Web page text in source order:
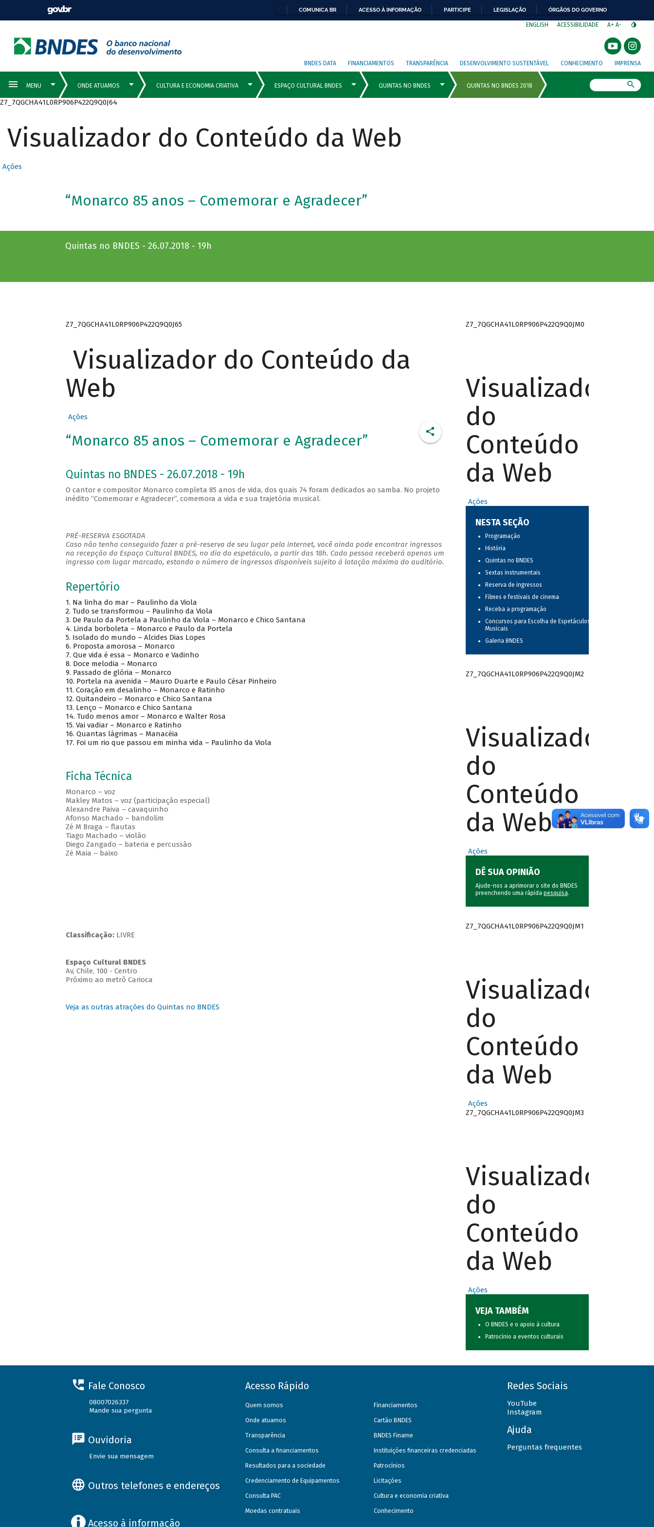
COMUNICA BR ACESSO À INFORMAÇÃO PARTICIPE LEGISLAÇÃO ÓRGÃOS DO GOVERNO
ENGLISH ACESSIBILIDADE A+ A-
BNDES DATA FINANCIAMENTOS TRANSPARÊNCIA DESENVOLVIMENTO SUSTENTÁVEL CONHECIMENTO IMPRENSA
Z7_7QGCHA41L0RP906P422Q9Q0J64
Visualizador do Conteúdo da Web
Ações
“Monarco 85 anos – Comemorar e Agradecer”
Quintas no BNDES - 26.07.2018 - 19h
Z7_7QGCHA41L0RP906P422Q9Q0J65
Visualizador do Conteúdo da
Web
Ações
“Monarco 85 anos – Comemorar e Agradecer”
Quintas no BNDES - 26.07.2018 - 19h
O cantor e compositor Monarco completa 85 anos de vida, dos quais 74 foram dedicados ao samba. No projeto
inédito “Comemorar e Agradecer”, comemora a vida e sua trajetória musical.
PRÉ-RESERVA ESGOTADA
Caso não tenha conseguido fazer a pré-reserva de seu lugar pela internet, você ainda pode encontrar ingressos
na recepção do Espaço Cultural BNDES, no dia do espetáculo, a partir das 18h. Cada pessoa receberá apenas um
ingresso com lugar marcado, estando o número de ingressos disponíveis sujeito à lotação máxima do auditório.
Repertório
1. Na linha do mar – Paulinho da Viola
2. Tudo se transformou – Paulinho da Viola
3. De Paulo da Portela a Paulinho da Viola – Monarco e Chico Santana
4. Linda borboleta – Monarco e Paulo da Portela
5. Isolado do mundo – Alcides Dias Lopes
6. Proposta amorosa – Monarco
7. Que vida é essa – Monarco e Vadinho
8. Doce melodia – Monarco
9. Passado de glória – Monarco
10. Portela na avenida – Mauro Duarte e Paulo César Pinheiro
11. Coração em desalinho – Monarco e Ratinho
12. Quitandeiro – Monarco e Chico Santana
13. Lenço – Monarco e Chico Santana
14. Tudo menos amor – Monarco e Walter Rosa
15. Vai vadiar – Monarco e Ratinho
16. Quantas lágrimas – Manacéia
17. Foi um rio que passou em minha vida – Paulinho da Viola
Ficha Técnica
Monarco – voz
Makley Matos – voz (participação especial)
Alexandre Paiva – cavaquinho
Afonso Machado – bandolim
Zé M Braga – flautas
Tiago Machado – violão
Diego Zangado – bateria e percussão
Zé Maia – baixo
Classificação: LIVRE
Espaço Cultural BNDES
Av, Chile, 100 - Centro
Próximo ao metrô Carioca
Veja as outras atrações do Quintas no BNDES
Z7_7QGCHA41L0RP906P422Q9Q0JM0
Visualizador
do
Conteúdo
da Web
Ações
NESTA SEÇÃO
Programação
História
Quintas no BNDES
Sextas instrumentais
Reserva de ingressos
Filmes e festivais de cinema
Receba a programação
Concursos para Escolha de Espetáculos
Musicais
Galeria BNDES
Z7_7QGCHA41L0RP906P422Q9Q0JM2
Visualizador
do
Conteúdo
da Web
Ações
DÊ SUA OPINIÃO
Ajude-nos a aprimorar o site do BNDES
preenchendo uma rápida pesquisa.
Z7_7QGCHA41L0RP906P422Q9Q0JM1
Visualizador
do
Conteúdo
da Web
Ações
Z7_7QGCHA41L0RP906P422Q9Q0JM3
Visualizador
do
Conteúdo
da Web
Ações
VEJA TAMBÉM
O BNDES e o apoio à cultura
Patrocínio a eventos culturais
Fale Conosco
08007026337
Mande sua pergunta
Ouvidoria
Envie sua mensagem
Outros telefones e endereços
Acesso à informação
Acesso Rápido
Quem somos
Onde atuamos
Transparência
Consulta a financiamentos
Resultados para a sociedade
Credenciamento de Equipamentos
Consulta PAC
Moedas contratuais
Financiamentos
Cartão BNDES
BNDES Finame
Instituições financeiras credenciadas
Patrocínios
Licitações
Cultura e economia criativa
Conhecimento
Redes Sociais
YouTube
Instagram
Ajuda
Perguntas frequentes